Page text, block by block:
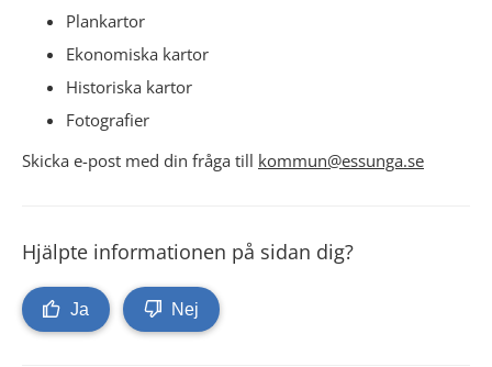
Plankartor
Ekonomiska kartor
Historiska kartor
Fotografier
Skicka e-post med din fråga till kommun@essunga.se
Hjälpte informationen på sidan dig?
Ja Nej